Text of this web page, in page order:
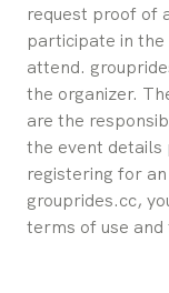
request proof of
participate in
attend.
the organizer.
are the
the event details
registering for
grouprides.cc,
terms of use and